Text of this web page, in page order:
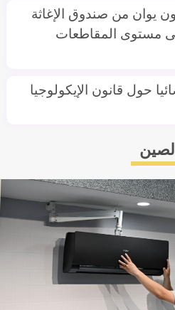
تخصص 330 مليون يوان من صندوق الإغاثة
على مستوى المقاطعات
حول قانون الإيكولوجيا
الصين